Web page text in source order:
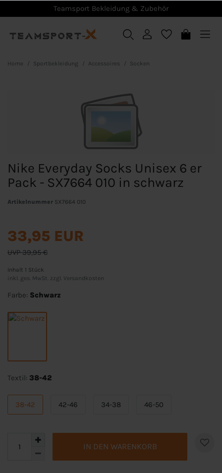
Teamsport Bekleidung & Zubehör
Home Sportbekleidung Accessoires Socken
Nike Everyday Socks Unisex 6 er
Pack - SX7664 010 in schwarz
Artikelnummer SX7664 010
UVP 39,95 €
33,95 EUR
Inhalt 1 Stück
inkl. ges. MwSt. zzgl.
Versandkosten
Farbe: Schwarz
Textil: 38-42
38-42 42-46 34-38 46-50
IN DEN WARENKORB